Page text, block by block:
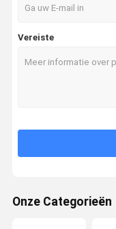
Vereiste
Onze Categorieën